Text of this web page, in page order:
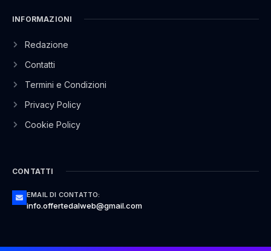
INFORMAZIONI
Redazione
Contatti
Termini e Condizioni
Privacy Policy
Cookie Policy
CONTATTI
EMAIL DI CONTATTO:
info.offertedalweb@gmail.com